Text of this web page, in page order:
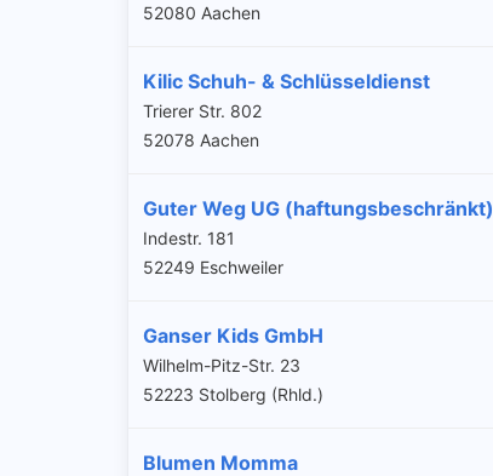
52080 Aachen
Kilic Schuh- & Schlüsseldienst
Trierer Str. 802
52078 Aachen
Guter Weg UG (haftungsbeschränkt)
Indestr. 181
52249 Eschweiler
Ganser Kids GmbH
Wilhelm-Pitz-Str. 23
52223 Stolberg (Rhld.)
Blumen Momma